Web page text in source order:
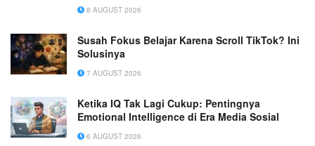
8 AUGUST 2026
Susah Fokus Belajar Karena Scroll TikTok? Ini
Solusinya
7 AUGUST 2026
Ketika IQ Tak Lagi Cukup: Pentingnya
Emotional Intelligence di Era Media Sosial
6 AUGUST 2026